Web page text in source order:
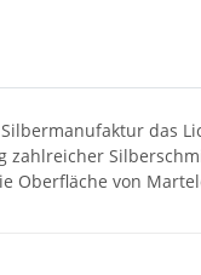
das
Oberfläche von